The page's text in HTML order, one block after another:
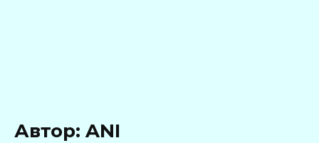
Автор: ANI